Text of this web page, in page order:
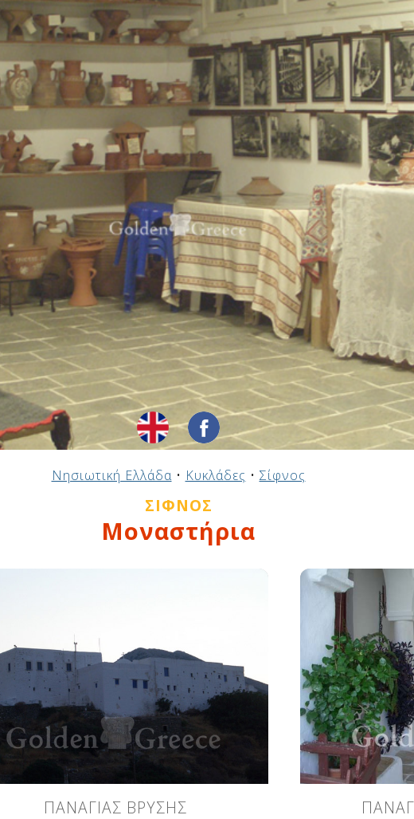
Νησιωτική Ελλάδα• Κυκλάδες • Σίφνος
ΣΊΦΝΟΣ
Μοναστήρια
ΠΑΝΑΓΙΑΣ ΒΡΥΣΗΣ